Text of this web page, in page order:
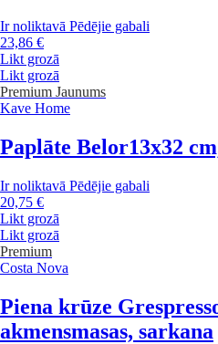
Ir noliktavā Pēdējie gabali
23,86 €
Likt grozā
Likt grozā
Premium Jaunums
Kave Home
Paplāte Belor13x32
Ir noliktavā Pēdējie gabali
20,75 €
Likt grozā
Likt grozā
Premium
Costa Nova
Piena krūze
akmensmasas, sarkana